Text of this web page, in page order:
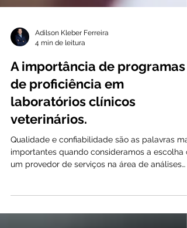
Adilson Kleber Ferreira
4 min de leitura
A importância de programas
de proficiência em
laboratórios clínicos
veterinários.
importantes quando consideramos a escolha